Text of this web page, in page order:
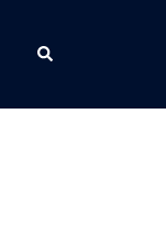
Rechercher